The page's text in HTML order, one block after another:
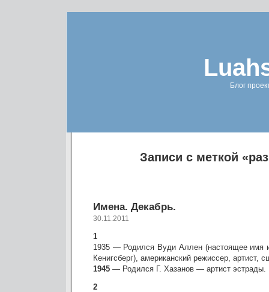
Блог
Записи с меткой
Имена. Декабрь.
30.11.2011
1
1935 — Родился Вуди Аллен (настоящее имя
Кенигсберг), американский режиссер, артист,
1945 — Родился Г. Хазанов — артист эстрады.
2